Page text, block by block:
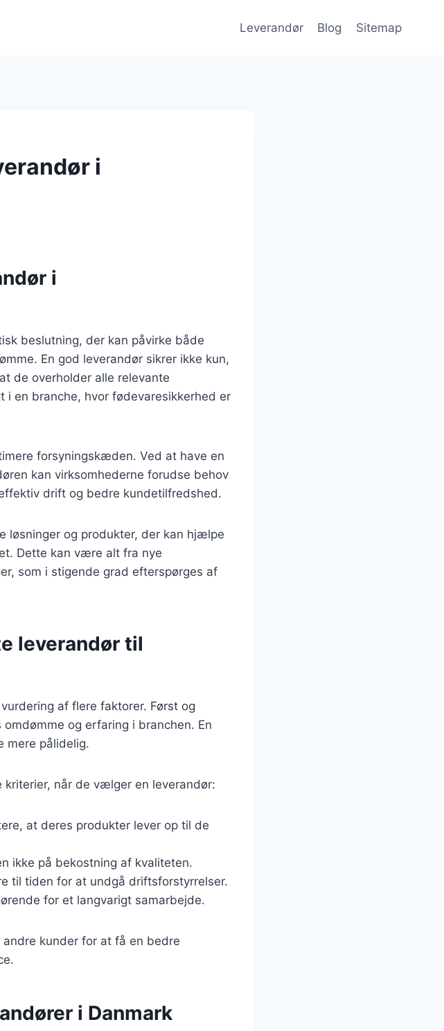
Leverandør Blog Sitemap
i
i
beslutning, der kan påvirke både
En god leverandør sikrer ikke kun,
de overholder alle relevante
en branche, hvor fødevaresikkerhed er
forsyningskæden. Ved at have en
kan virksomhederne forudse behov
drift og bedre kundetilfredshed.
løsninger og produkter, der kan hjælpe
Dette kan være alt fra nye
som i stigende grad efterspørges af
leverandør til
af flere faktorer. Først og
og erfaring i branchen. En
mere pålidelig.
kriterier, når de vælger en leverandør:
at deres produkter lever op til de
ikke på bekostning af kvaliteten.
til tiden for at undgå driftsforstyrrelser.
for et langvarigt samarbejde.
kunder for at få en bedre
i Danmark